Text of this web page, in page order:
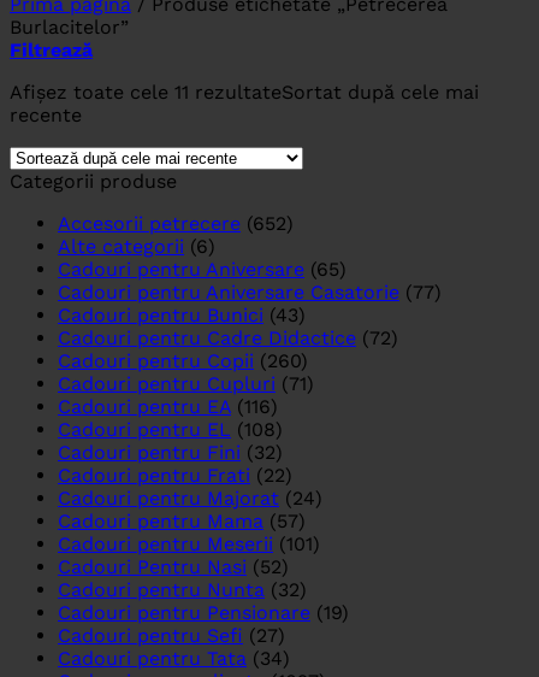
Prima pagină / Produse etichetate „Petrecerea
Burlacitelor”
Filtrează
Afișez toate cele 11 rezultateSortat după cele mai
recente
Categorii produse
Accesorii petrecere (652)
Alte categorii (6)
Cadouri pentru Aniversare (65)
Cadouri pentru Aniversare Casatorie (77)
Cadouri pentru Bunici (43)
Cadouri pentru Cadre Didactice (72)
Cadouri pentru Copii (260)
Cadouri pentru Cupluri (71)
Cadouri pentru EA (116)
Cadouri pentru EL (108)
Cadouri pentru Fini (32)
Cadouri pentru Frati (22)
Cadouri pentru Majorat (24)
Cadouri pentru Mama (57)
Cadouri pentru Meserii (101)
Cadouri Pentru Nasi (52)
Cadouri pentru Nunta (32)
Cadouri pentru Pensionare (19)
Cadouri pentru Sefi (27)
Cadouri pentru Tata (34)